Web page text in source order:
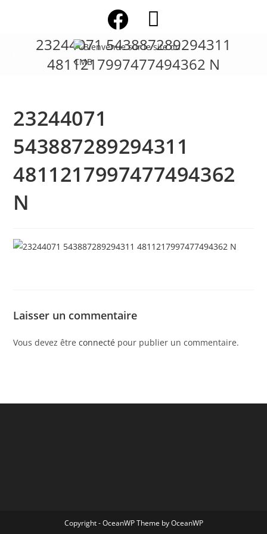
23244071 543887289294311
4811217997477494362 N
23244071
543887289294311
4811217997477494362
N
Laisser un commentaire
Vous devez êtreconnecté pour publier un commentaire.
Copyright - OceanWP Theme by OceanWP